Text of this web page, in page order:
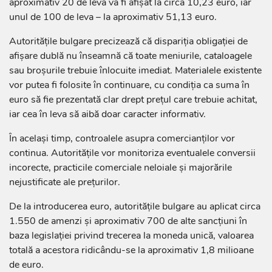
unul de 100 de leva – la aproximativ 51,13 euro.
Autoritățile bulgare precizează că dispariția obligației de
afișare dublă nu înseamnă că toate meniurile, cataloagele
sau broșurile trebuie înlocuite imediat. Materialele existente
vor putea fi folosite în continuare, cu condiția ca suma în
euro să fie prezentată clar drept prețul care trebuie achitat,
iar cea în leva să aibă doar caracter informativ.
În același timp, controalele asupra comercianților vor
continua. Autoritățile vor monitoriza eventualele conversii
incorecte, practicile comerciale neloiale și majorările
nejustificate ale prețurilor.
De la introducerea euro, autoritățile bulgare au aplicat circa
1.550 de amenzi și aproximativ 700 de alte sancțiuni în
baza legislației privind trecerea la moneda unică, valoarea
totală a acestora ridicându-se la aproximativ 1,8 milioane
de euro.